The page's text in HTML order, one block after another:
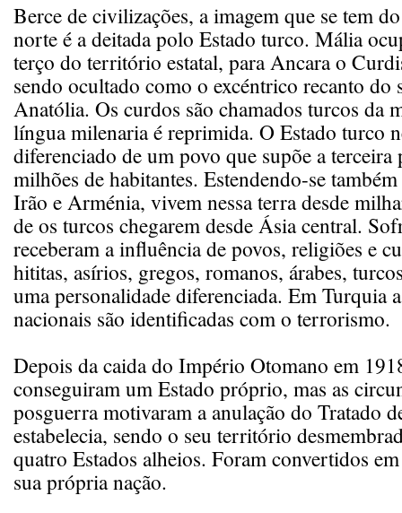
Berce de civilizações, a imagem que se tem
norte é a deitada polo Estado turco. Mália
terço do território estatal, para Ancara o
sendo ocultado como o excéntrico recanto do
Anatólia. Os curdos são chamados turcos da
língua milenaria é reprimida. O Estado turco
diferenciado de um povo que supõe a terceira
milhões de habitantes. Estendendo-se
Irão e Arménia, vivem nessa terra desde
de os turcos chegarem desde Ásia central.
receberam a influência de povos, religiões e
hititas, asírios, gregos, romanos, árabes,
uma personalidade diferenciada. Em Turquia
nacionais são identificadas com o terrorismo.
Depois da caida do Império Otomano em
conseguiram um Estado próprio, mas as
posguerra motivaram a anulação do Tratado
estabelecia, sendo o seu território
quatro Estados alheios. Foram convertidos
sua própria nação.